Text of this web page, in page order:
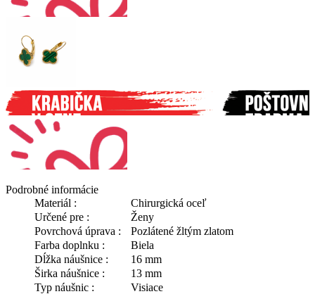
Podrobné informácie
Materiál :
Chirurgická oceľ
Určené pre :
Ženy
Povrchová úprava :
Pozlátené žltým zlatom
Farba doplnku :
Biela
Dĺžka náušnice :
16 mm
Širka náušnice :
13 mm
Typ náušnic :
Visiace